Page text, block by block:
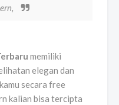
memiliki
elegan dan
secara free
kalian bisa tercipta